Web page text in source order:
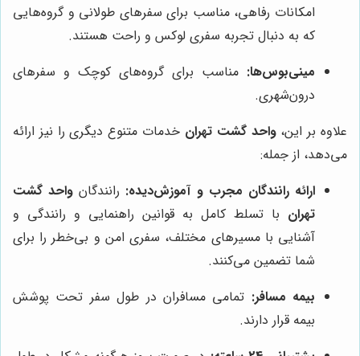
امکانات رفاهی، مناسب برای سفرهای طولانی و گروه‌هایی
که به دنبال تجربه سفری لوکس و راحت هستند.
مینی‌بوس‌ها: مناسب برای گروه‌های کوچک و سفرهای
درون‌شهری.
علاوه بر این،واحد گشت تهران خدمات متنوع دیگری را نیز ارائه
می‌دهد، از جمله:
ارائه رانندگان مجرب و آموزش‌دیده: رانندگان واحد گشت
تهران با تسلط کامل به قوانین راهنمایی و رانندگی و
آشنایی با مسیرهای مختلف، سفری امن و بی‌خطر را برای
شما تضمین می‌کنند.
بیمه مسافر: تمامی مسافران در طول سفر تحت پوشش
بیمه قرار دارند.